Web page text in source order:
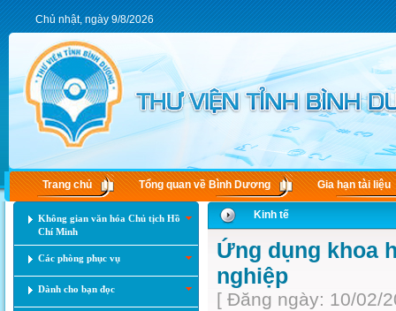
Chủ nhật, ngày 9/8/2026
Trang chủ Tổng quan về Bình Dương Gia hạn tài liệu
Không gian văn hóa Chủ tịch Hồ
Chí Minh
Các phòng phục vụ
Dành cho bạn đọc
Kinh tế
Ứng dụng khoa
nghiệp
[ Đăng ngày: 10/02/